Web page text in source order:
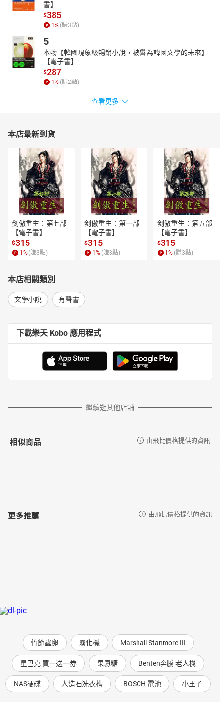
書】
$385
1 % (賺3點)
5
本物【韓國現象級暢銷小說，被譽為韓國文學的未來】
【電子書】
$287
1 % (賺2點)
查看更多
本店最新到貨
剑傲重生：第七部
【電子書】
$315
1 % (賺3點)
剑傲重生：第一部
【電子書】
$315
1 % (賺3點)
剑傲重生：第五部
【電子書】
$315
1 % (賺3點)
本店相關類別
文學小說 有聲書
下載樂天 Kobo 應用程式
繼續逛其他店舖
相似商品 由飛比價格提供的資訊
更多推薦 由飛比價格提供的資訊
竹節蟲卵 霧化機 Marshall Stanmore III
星巴克 買一送一券 果寡糖 Benten奔騰 老人機
NAS硬碟 人造石洗衣槽 BOSCH 電池 小王子